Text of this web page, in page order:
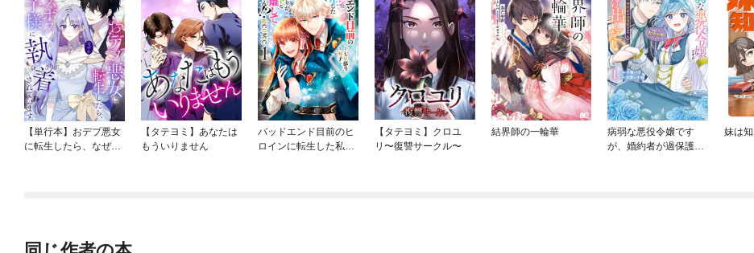
【単行本】おデブ悪女
に転生したら、なぜか
【タテヨミ】あなたは
もういりません
バッドエンド目前のヒ
ロインに転生した私、
【タテヨミ】クロユ
リ〜復讐サークル〜
結界師の一輪華
病弱な悪役令嬢です
が、婚約者が過保護す
妹は